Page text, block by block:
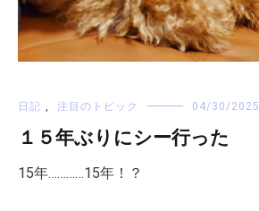
日記 , 注目のトピック 04/30/2025
１５年ぶりにシー行った
15年…………15年！？